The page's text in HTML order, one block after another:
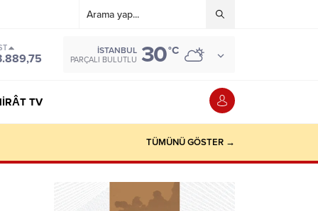
İSTANBUL
PARÇALI BULUTLU 30°C
TV
TÜMÜNÜ GÖSTER →